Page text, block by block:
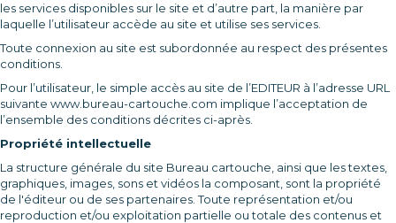
les services disponibles sur le site et d’autre part, la manière par
laquelle l’utilisateur accède au site et utilise ses services.
Toute connexion au site est subordonnée au respect des présentes
conditions.
Pour l’utilisateur, le simple accès au site de l’EDITEUR à l’adresse URL
suivante www.bureau-cartouche.com implique l’acceptation de
l’ensemble des conditions décrites ci-après.
Propriété intellectuelle
La structure générale du site Bureau cartouche, ainsi que les textes,
graphiques, images, sons et vidéos la composant, sont la propriété
de l'éditeur ou de ses partenaires. Toute représentation et/ou
reproduction et/ou exploitation partielle ou totale des contenus et